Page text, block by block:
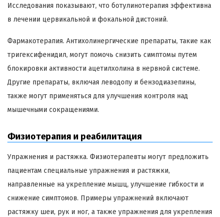
Исследования показывают, что ботулинотерапия эффективна
в лечении цервикальной и фокальной дистоний.
Фармакотерапия. Антихолинергические препараты, такие как
тригексифенидил, могут помочь снизить симптомы путем
блокировки активности ацетилхолина в нервной системе.
Другие препараты, включая леводопу и бензодиазепины,
также могут применяться для улучшения контроля над
мышечными сокращениями.
Физиотерапия и реабилитация
Упражнения и растяжка. Физиотерапевты могут предложить
пациентам специальные упражнения и растяжки,
направленные на укрепление мышц, улучшение гибкости и
снижение симптомов. Примеры упражнений включают
растяжку шеи, рук и ног, а также упражнения для укрепления